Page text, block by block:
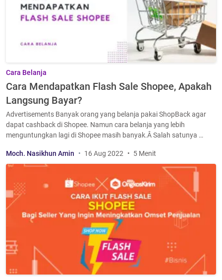
Cara Belanja
Cara Mendapatkan Flash Sale Shopee, Apakah
Langsung Bayar?
Advertisements Banyak orang yang belanja pakai ShopBack agar
dapat cashback di Shopee. Namun cara belanja yang lebih
menguntungkan lagi di Shopee masih banyak.Â Salah satunya …
Moch. Nasikhun Amin 16 Aug 2022 5 Menit